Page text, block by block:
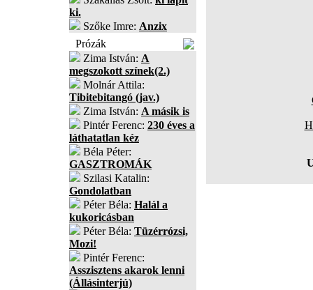
ki.
Szőke Imre: Anzix
Prózák
Zima István: A
megszokott színek(2.)
Molnár Attila:
Tibitebitangó (jav.)
Zima István: A másik is
Pintér Ferenc: 230 éves a
láthatatlan kéz
Béla Péter:
GASZTROMÁK
Szilasi Katalin:
Gondolatban
Péter Béla: Halál a
kukoricásban
Péter Béla: Tüzérrózsi,
Mozi!
Pintér Ferenc:
Asszisztens akarok lenni
(Állásinterjú)